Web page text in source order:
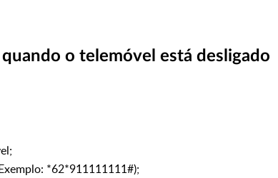
o telemóvel está desligado
*62*911111111#);